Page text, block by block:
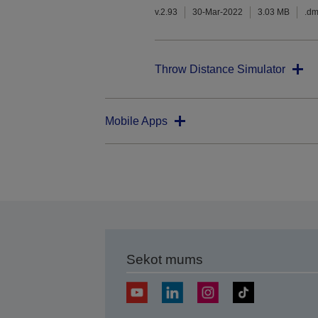
v.2.93 30-Mar-2022 3.03 MB
Throw Distance Simulator
Mobile Apps
Sekot mums